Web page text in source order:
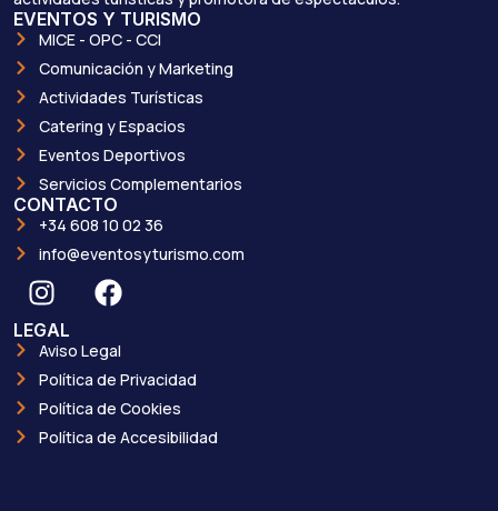
EVENTOS Y TURISMO
MICE - OPC - CCI
Comunicación y Marketing
Actividades Turísticas
Catering y Espacios
Eventos Deportivos
Servicios Complementarios
CONTACTO
+34 608 10 02 36
info@eventosyturismo.com
LEGAL
Aviso Legal
Política de Privacidad
Política de Cookies
Política de Accesibilidad